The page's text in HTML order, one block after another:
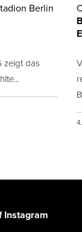
Berlin
zeigt das
Instagram